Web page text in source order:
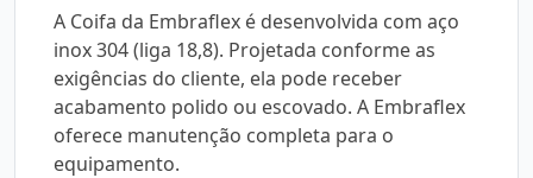
A Coifa da Embraflex é desenvolvida com aço
inox 304 (liga 18,8). Projetada conforme as
exigências do cliente, ela pode receber
acabamento polido ou escovado. A Embraflex
oferece manutenção completa para o
equipamento.